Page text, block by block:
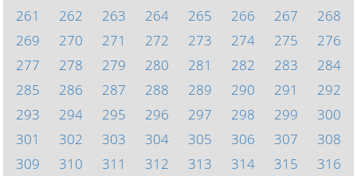
261
262 263 264 265 266 267
268
269
270 271 272 273 274 275
276
277
278 279 280 281 282 283
284
285
286 287 288 289 290 291
292
293
294 295 296 297 298 299
300
301
302 303 304 305 306 307
308
309
310 311 312 313 314 315
316